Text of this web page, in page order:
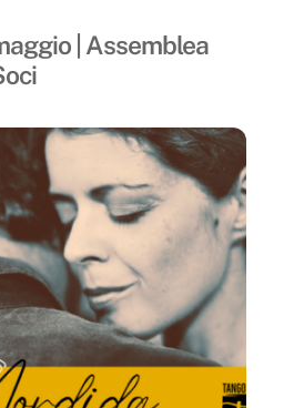
| Assemblea